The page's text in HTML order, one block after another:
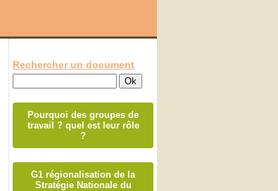
Rechercher un document
Pourquoi des groupes de
travail ? quel est leur rôle
?
G1 régionalisation de la
Stratégie Nationale du